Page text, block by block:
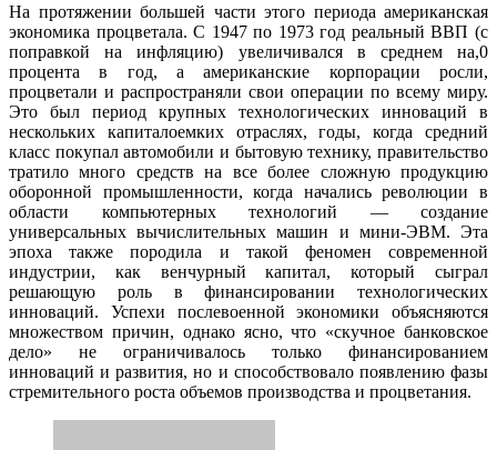
На протяжении большей части этого периода американская
экономика процветала. С 1947 по 1973 год реальный ВВП (с
поправкой на инфляцию) увеличивался в среднем на,0
процента в год, а американские корпорации росли,
процветали и распространяли свои операции по всему миру.
Это был период крупных технологических инноваций в
нескольких капиталоемких отраслях, годы, когда средний
класс покупал автомобили и бытовую технику, правительство
тратило много средств на все более сложную продукцию
оборонной промышленности, когда начались революции в
области компьютерных технологий — создание
универсальных вычислительных машин и мини-ЭВМ. Эта
эпоха также породила и такой феномен современной
индустрии, как венчурный капитал, который сыграл
решающую роль в финансировании технологических
инноваций. Успехи послевоенной экономики объясняются
множеством причин, однако ясно, что «скучное банковское
дело» не ограничивалось только финансированием
инноваций и развития, но и способствовало появлению фазы
стремительного роста объемов производства и процветания.